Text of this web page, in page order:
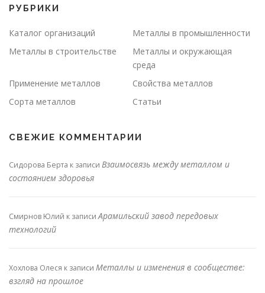
РУБРИКИ
Каталог организаций
Металлы в промышленности
Металлы в строительстве
Металлы и окружающая
среда
Применение металлов
Свойства металлов
Сорта металлов
Статьи
СВЕЖИЕ КОММЕНТАРИИ
Сидорова Берта к записи Взаимосвязь между металлом и
состоянием здоровья
Смирнов Юлий к записиАрамильский завод передовых
технологий
Хохлова Олеся к записи Металлы и изменения в сообществе:
взгляд на прошлое